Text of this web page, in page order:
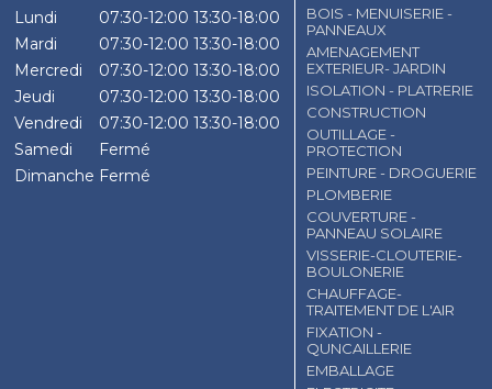
Lundi
07:30-12:00 13:30-18:00
Mardi
07:30-12:00 13:30-18:00
Mercredi
07:30-12:00 13:30-18:00
Jeudi
07:30-12:00 13:30-18:00
Vendredi
07:30-12:00 13:30-18:00
Samedi
Fermé
Dimanche Fermé
BOIS - MENUISERIE -
PANNEAUX
AMENAGEMENT
EXTERIEUR- JARDIN
ISOLATION - PLATRERIE
CONSTRUCTION
OUTILLAGE -
PROTECTION
PEINTURE - DROGUERIE
PLOMBERIE
COUVERTURE -
PANNEAU SOLAIRE
VISSERIE-CLOUTERIE-
BOULONERIE
CHAUFFAGE-
TRAITEMENT DE L'AIR
FIXATION -
QUNCAILLERIE
EMBALLAGE